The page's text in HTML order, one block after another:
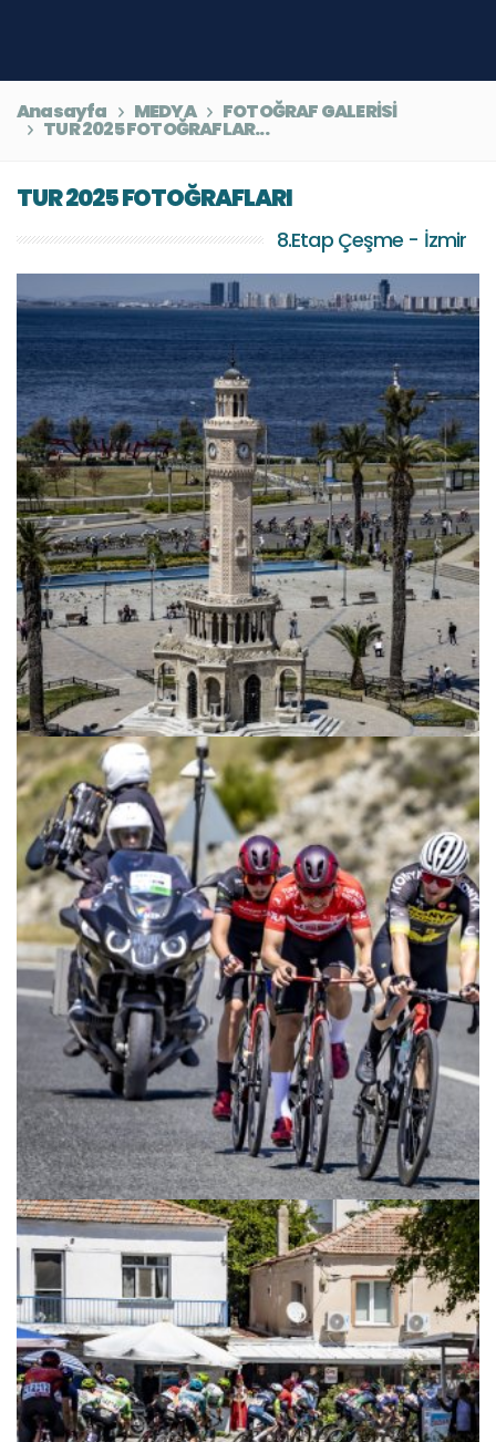
Anasayfa MEDYA FOTOĞRAF GALERİSİ
TUR 2025 FOTOĞRAFLAR...
TUR 2025 FOTOĞRAFLARI
8.Etap Çeşme - İzmir